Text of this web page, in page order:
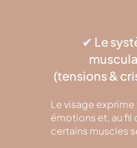
✔ Le
(tensions &
Le visage
émotions et, au fil
certains muscles